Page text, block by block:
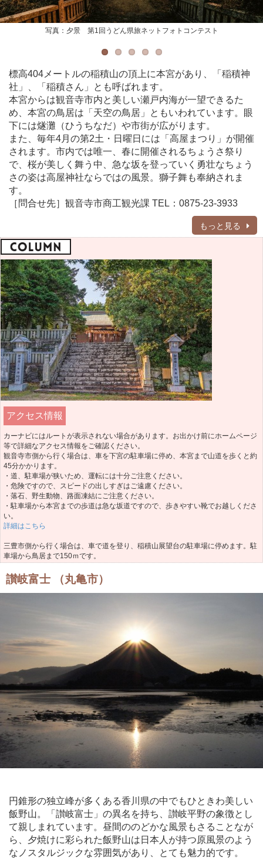
写真：夕景 第1回うどん県旅ネットフォトコンテスト
写真：観音寺市
写真：観音寺市
写真：観音寺市
標高404メートルの稲積山の頂上に本宮があり、「稲積神
社」、「稲積さん」とも呼ばれます。
本宮からは観音寺市内と美しい瀬戸内海が一望できるた
め、本宮の鳥居は「天空の鳥居」ともいわれています。眼
下には燧灘（ひうちなだ）や市街が広がります。
また、毎年4月の第2土・日曜日には「高屋まつり」が開催
されます。市内では唯一、春に開催されるちょうさ祭り
で、桜が美しく舞う中、急な坂を登っていく勇壮なちょう
さの姿は高屋神社ならではの風景。獅子舞も奉納されま
す。
［問合せ先］観音寺市商工観光課 TEL：0875-23-3933
もっと見る
アクセス情報
カーナビにはルートが表示されない場合があります。お出かけ前にホームページ
等で詳細なアクセス情報をご確認ください。
観音寺市側から行く場合は、車を下宮の駐車場に停め、本宮まで山道を歩くと約
45分かかります。
・道、駐車場が狭いため、運転には十分ご注意ください。
・危険ですので、スピードの出しすぎはご遠慮ください。
・落石、野生動物、路面凍結にご注意ください。
・駐車場から本宮までの歩道は急な坂道ですので、歩きやすい靴でお越しくださ
い。
詳細はこちら
三豊市側から行く場合は、車で道を登り、稲積山展望台の駐車場に停めます。駐
車場から鳥居まで150ｍです。
讃岐富士 （丸亀市）
円錐形の独立峰が多くある香川県の中でもひときわ美しい
飯野山。「讃岐富士」の異名を持ち、讃岐平野の象徴とし
て親しまれています。昼間ののどかな風景もさることなが
ら、夕焼けに彩られた飯野山は日本人が持つ原風景のよう
なノスタルジックな雰囲気があり、とても魅力的です。